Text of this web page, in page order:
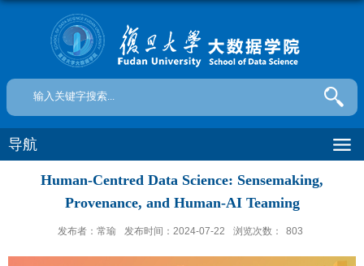
导航
Human-Centred Data Science: Sensemaking,
Provenance, and Human-AI Teaming
发布者：常瑜 发布时间：2024-07-22 浏览次数： 803